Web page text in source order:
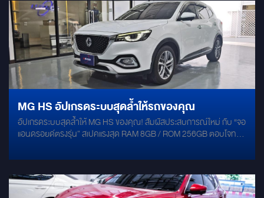
Anodizing ช่วยให้เสียงกลางมีความกระชับ เก็บรายละเอียดได้ดี โดดเด่น
ด้วย “กระดุมสีทอง” เอกลักษณ์เฉพาะของรุ่นนี้ Tweeter ขนาด 25mm
เสียงแหลมใส เปิดโปร่ง รายละเอียดชัด เพิ่มมิติเสียงให้เวทีด้านหน้าดู
สมจริงมากขึ้น งานติดตั้งแบบ Plug & Play ใช้ชุดปลั๊กตรงรุ่น ไม่ตัดต่อ
สายไฟเดิม ติดตั้งเข้าช่องเดิมบริเวณประตูปีกนก งานเนียนเหมือนออก
จากโรงงาน เพิ่มคุณภาพเสียงอีกขั้น ด้วยการแดมป์ประตู Ground Zero
ช่วยลดแรงสั่นสะเทือน และเก็บรายละเอียดเสียงเบสให้แน่นขึ้น พร้อมเสริม
ด้วย Damp Bitoplast (แดมป์รังไข่) ลดเสียงก้องภายในแผงประตู ช่วยให้
เสียงร้องนิ่งขึ้น และฟังสบายมากกว่าเดิม
MG HS อัปเกรดระบบสุดล้ำให้รถของคุณ
อัปเกรดระบบสุดล้ำให้ MG HS ของคุณ! สัมผัสประสบการณ์ใหม่ กับ “จอ
แอนดรอยด์ตรงรุ่น” สเปคแรงสุด RAM 8GB / ROM 256GB ตอบโจทย์
พร้อมกล้องมองภาพ รอบคัน 360° คมชัดทุกมุม มองเห็นครบ
พวงมาลัย เหมือนจอเดิมจากโรงงาน